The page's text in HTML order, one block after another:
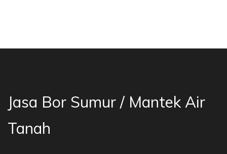
Jasa Bor Sumur / Mantek Air
Tanah